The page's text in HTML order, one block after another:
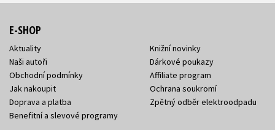
E-SHOP
Aktuality
Naši autoři
Obchodní podmínky
Jak nakoupit
Doprava a platba
Benefitní a slevové programy
Knižní novinky
Dárkové poukazy
Affiliate program
Ochrana soukromí
Zpětný odběr elektroodpadu